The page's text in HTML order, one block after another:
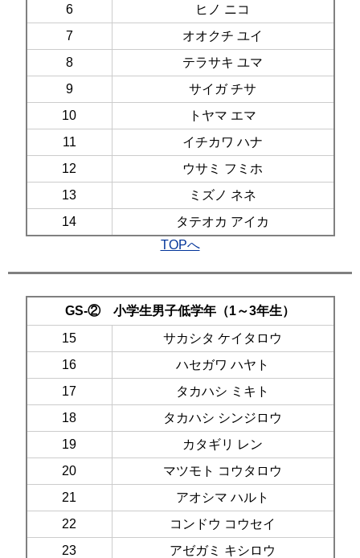
6
ヒノ ニコ
7
オオクチ ユイ
8
テラサキ ユマ
9
サイガ チサ
10
トヤマ エマ
11
イチカワ ハナ
12
ウサミ フミホ
13
ミズノ ネネ
14
タテオカ アイカ
TOPへ
GS-② 小学生男子低学年（1～3年生）
15
サカシタ ケイタロウ
16
ハセガワ ハヤト
17
タカハシ ミキト
18
タカハシ シンジロウ
19
カタギリ レン
20
マツモト コウタロウ
21
アオシマ ハルト
22
コンドウ コウセイ
23
アゼガミ キシロウ